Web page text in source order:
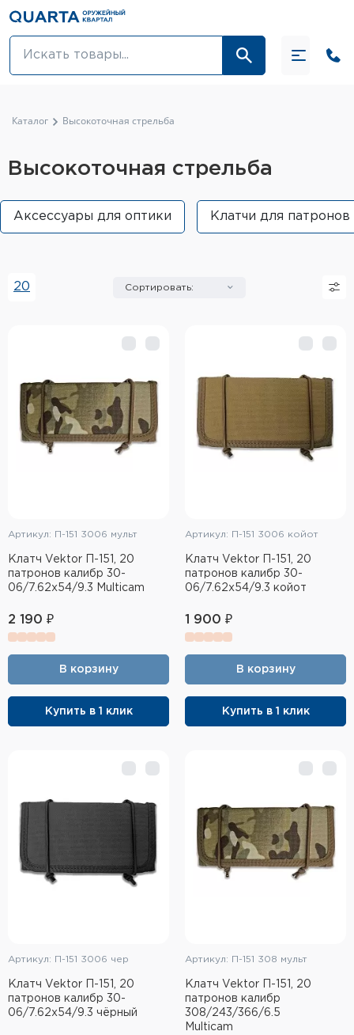
Оптовикам
Одежда
Тюнинг оружия и ЗИП
Высокоточная стрельба
Спортивная стрельба
Инструмент для заточки
Кобуры и системы ношения
снаряжения
Сумки и рюкзаки
Ремни, патронташи и подсумки
Фонари и ЛЦУ
Туристическое снаряжение
Опоры и станки для оружия
Термосы, термосумки, бутылки
Каталог Высокоточная стрельба
Высокоточная стрельба
Аксессуары для оптики Клатчи для патронов
Сортировать:
20
Артикул: П-151 3006 мульт
Клатч Vektor П-151, 20
патронов калибр 30-
06/7.62x54/9.3 Multicam
2 190 ₽
В корзину
Купить в 1 клик
Артикул: П-151 3006 койот
Клатч Vektor П-151, 20
патронов калибр 30-
06/7.62x54/9.3 койот
1 900 ₽
В корзину
Купить в 1 клик
Артикул: П-151 3006 чер
Клатч Vektor П-151, 20
патронов калибр 30-
06/7.62x54/9.3 чёрный
Артикул: П-151 308 мульт
Клатч Vektor П-151, 20
патронов калибр
308/243/366/6.5
Multicam